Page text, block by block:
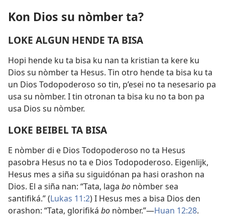
Kon Dios su nòmber ta?
LOKE ALGUN HENDE TA BISA
Hopi hende ku ta bisa ku nan ta kristian ta kere ku
Dios su nòmber ta Hesus. Tin otro hende ta bisa ku ta
un Dios Todopoderoso so tin, p’esei no ta nesesario pa
usa su nòmber. I tin otronan ta bisa ku no ta bon pa
usa Dios su nòmber.
LOKE BEIBEL TA BISA
E nòmber di e Dios Todopoderoso no ta Hesus
pasobra Hesus no ta e Dios Todopoderoso. Eigenlijk,
Hesus mes a siña su siguidónan pa hasi orashon na
Dios. El a siña nan: “Tata, laga bo nòmber sea
santifiká.” (Lukas 11:2) I Hesus mes a bisa Dios den
orashon: “Tata, glorifiká bo nòmber.”—Huan 12:28.